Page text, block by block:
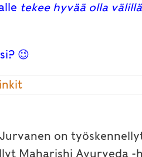
tekee hyvää olla
😉
on
Maharishi Ayurveda -